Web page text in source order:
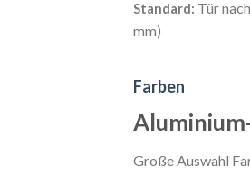
Standard: Tür
mm)
Farben
Große Auswahl